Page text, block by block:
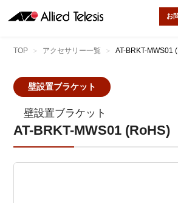
お
TOP アクセサリー一覧 AT-BRKT-MWS01
壁設置ブラケット
AT-BRKT-MWS01 (RoHS)
壁設置ブラケット